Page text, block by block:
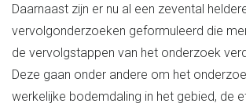
Daarnaast zijn er nu al een zevental
vervolgonderzoeken geformuleerd die
de vervolgstappen van het onderzoek
Deze gaan onder andere om het
werkelijke bodemdaling in het gebied, de